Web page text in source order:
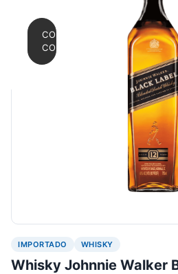
CONTINUAR
COMPRANDO
IMPORTADO WHISKY
Whisky Johnnie Walker